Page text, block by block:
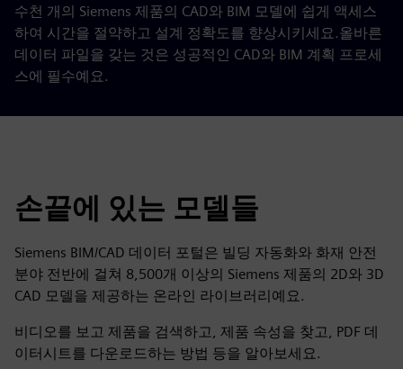
수천 개의 Siemens 제품의 CAD와 BIM 모델에 쉽게 액세스
하여 시간을 절약하고 설계 정확도를 향상시키세요.올바른
데이터 파일을 갖는 것은 성공적인 CAD와 BIM 계획 프로세
스에 필수예요.
손끝에 있는 모델들
Siemens BIM/CAD 데이터 포털은 빌딩 자동화와 화재 안전
분야 전반에 걸쳐 8,500개 이상의 Siemens 제품의 2D와 3D
CAD 모델을 제공하는 온라인 라이브러리예요.
비디오를 보고 제품을 검색하고, 제품 속성을 찾고, PDF 데
이터시트를 다운로드하는 방법 등을 알아보세요.